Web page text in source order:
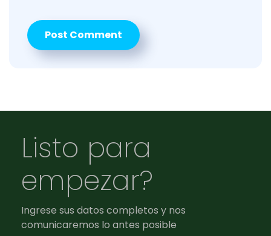
Listo para
empezar?
Ingrese sus datos completos y nos
comunicaremos lo antes posible